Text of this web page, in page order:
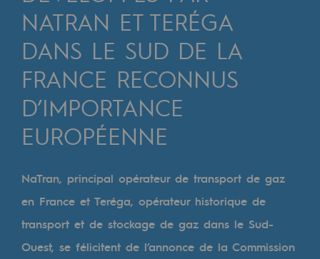
Notre culture et nos valeurs
Une organisation certifiée
Notre organisation
Notre organisation
Gouvernance
Indicateurs
Publications institutionnelles
Où nous trouver
NATRAN ET TERÉGA
DANS LE SUD DE LA
FRANCE RECONNUS
D’IMPORTANCE
EUROPÉENNE
NaTran, principal opérateur de transport de gaz
en France et Teréga, opérateur historique de
transport et de stockage de gaz dans le Sud-
Ouest, se félicitent de l’annonce de la Commission